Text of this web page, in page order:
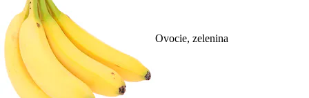
Ovocie, zelenina